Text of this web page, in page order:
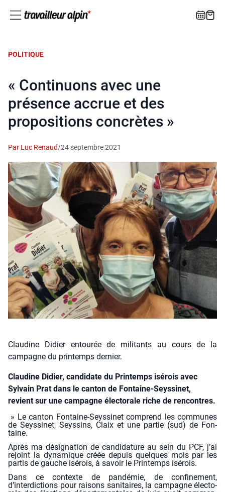
POLITIQUE
« Continuons avec une
présence accrue et des
propositions concrètes »
Par Luc Renaud/24 septembre 2021
Claudine Didier entourée de militants au cours de la
campagne du printemps dernier.
Claudine Didier, candidate du Printemps isérois avec
Sylvain Prat dans le canton de Fontaine-Seyssinet,
revient sur une campagne électorale riche de rencontres.
» Le can­ton Fon­taine-Seys­si­net com­prend les com­munes
de Seys­si­net, Seys­sins, Claix et une par­tie (sud) de Fon­
taine.
Après ma dési­gna­tion de can­di­da­ture au sein du PCF, j’ai
rejoint la dyna­mique créée depuis quelques mois par les
par­tis de gauche isé­rois, à savoir le Prin­temps isé­rois.
Dans ce contexte de pan­dé­mie, de confi­ne­ment,
d’interdictions pour rai­sons sani­taires, la cam­pagne élec­to­